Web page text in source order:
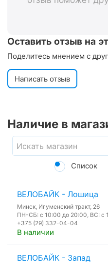
Оставить отзыв на
Поделитесь мнением с
Написать отзыв
Наличие в
Список
ВЕЛОБАЙК - Лошица
Минск, Игуменский тракт, 26
ПН-СБ: с 10:00 до 20:00, ВС: с
+375 (29) 332-04-04
В наличии
ВЕЛОБАЙК - Запад